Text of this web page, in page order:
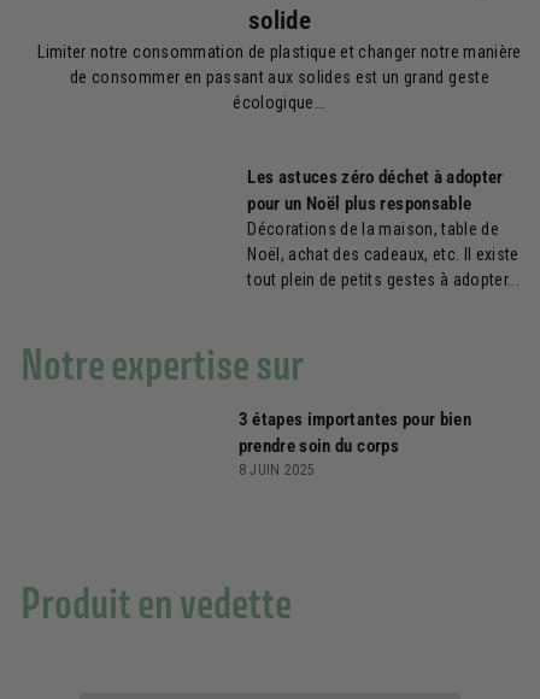
solide
Limiter notre consommation de plastique et changer notre manière
de consommer en passant aux solides est un grand geste
écologique...
Les astuces zéro déchet à adopter
pour un Noël plus responsable
Décorations de la maison, table de
Noël, achat des cadeaux, etc. Il existe
tout plein de petits gestes à adopter...
Notre expertise sur
3 étapes importantes pour bien
prendre soin du corps
8 JUIN 2025
Produit en vedette